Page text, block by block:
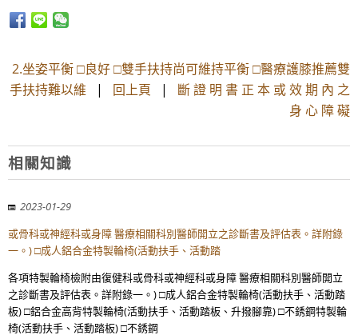
2.坐姿平衡 □良好 □雙手扶持尚可維持平衡 □醫療護膝推薦雙
手扶持難以維 | 回上頁 | 斷 證 明 書 正 本 或 效 期 內 之
身 心 障 礙
相關知識
2023-01-29
或骨科或神經科或身障 醫療相關科別醫師開立之診斷書及評估表。詳附錄
一。) □成人鋁合金特製輪椅(活動扶手、活動踏
各項特製輪椅檢附由復健科或骨科或神經科或身障 醫療相關科別醫師開立
之診斷書及評估表。詳附錄一。) □成人鋁合金特製輪椅(活動扶手、活動踏
板) □鋁合金高背特製輪椅(活動扶手、活動踏板、升撥腳靠) □不銹鋼特製輪
椅(活動扶手、活動踏板) □不銹鋼